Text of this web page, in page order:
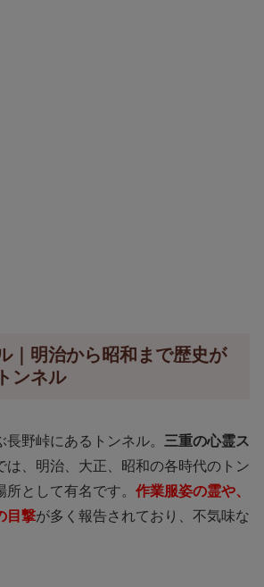
｜明治から昭和まで歴史が
ンネル
野峠にあるトンネル。 三重の心霊ス
は、明治、大正、昭和の各時代のトン
として有名です。 作業服姿の霊や、
目撃が多く報告されており、不気味な